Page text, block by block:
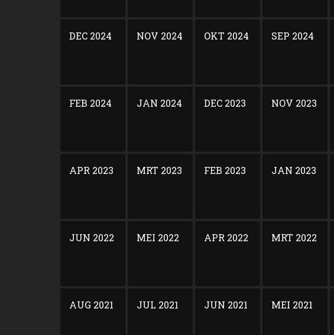
DEC 2024 NOV 2024 OKT 2024 SEP 2024
FEB 2024 JAN 2024 DEC 2023 NOV 2023
APR 2023 MRT 2023 FEB 2023 JAN 2023
JUN 2022 MEI 2022 APR 2022 MRT 2022
AUG 2021 JUL 2021 JUN 2021 MEI 2021